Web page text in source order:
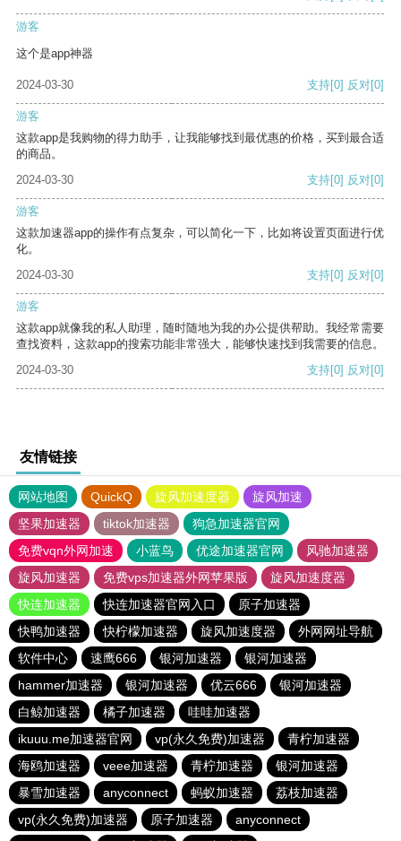
游客
这个是app神器
2024-03-30 支持[0] 反对[0]
游客
这款app是我购物的得力助手，让我能够找到最优惠的价格，买到最合适
的商品。
2024-03-30
支持[0] 反对[0]
游客
这款加速器app的操作有点复杂，可以简化一下，比如将设置页面进行优
化。
2024-03-30
支持[0] 反对[0]
游客
这款app就像我的私人助理，随时随地为我的办公提供帮助。我经常需要
查找资料，这款app的搜索功能非常强大，能够快速找到我需要的信息。
2024-03-30
支持[0] 反对[0]
友情链接
网站地图 QuickQ 旋风加速度器
旋风加速
坚果加速器
tiktok加速器
狗急加速器官网
免费vqn外网加速
小蓝鸟 优途加速器官网
风驰加速器
旋风加速器
免费vps加速器外网苹果版
旋风加速度器
快连加速器
快连加速器官网入口
原子加速器
快鸭加速器
快柠檬加速器 旋风加速度器
外网网址导航
软件中心
速鹰666 银河加速器
银河加速器
hammer加速器
银河加速器 优云666
银河加速器
白鲸加速器
橘子加速器
哇哇加速器
ikuuu.me加速器官网
vp(永久免费)加速器
青柠加速器
海鸥加速器
veee加速器 青柠加速器
银河加速器
暴雪加速器
anyconnect 蚂蚁加速器
荔枝加速器
vp(永久免费)加速器
原子加速器
anyconnect